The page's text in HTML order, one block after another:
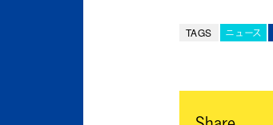
TAGS ニュース